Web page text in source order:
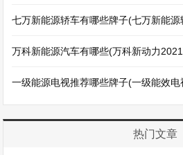
七万新能源轿车有哪些牌子(七万新能
万科新能源汽车有哪些(万科新动力
一级能源电视推荐哪些牌子(一级能效电
热门文章